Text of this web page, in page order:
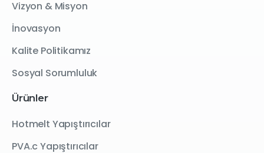
Vizyon & Misyon
İnovasyon
Kalite Politikamız
Sosyal Sorumluluk
Ürünler
Hotmelt Yapıştırıcılar
PVA.c Yapıştırıcılar